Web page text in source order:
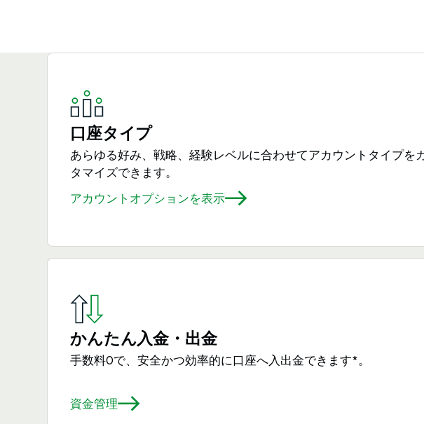
口座タイプ
あらゆる好み、戦略、経験レベルに合わせてアカウントタイプを
タマイズできます。
アカウントオプションを表示
かんたん入金・出金
手数料0で、安全かつ効率的に口座へ入出金できます*。
資金管理